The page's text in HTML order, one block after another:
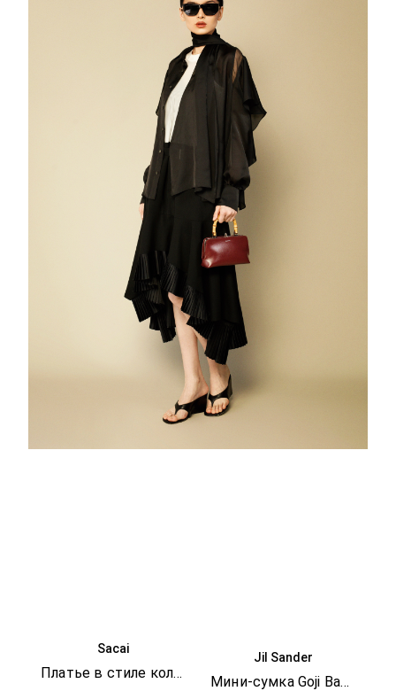
Sacai
Платье в стиле колор-блок
Jil Sander
Мини-сумка Goji Bamboo